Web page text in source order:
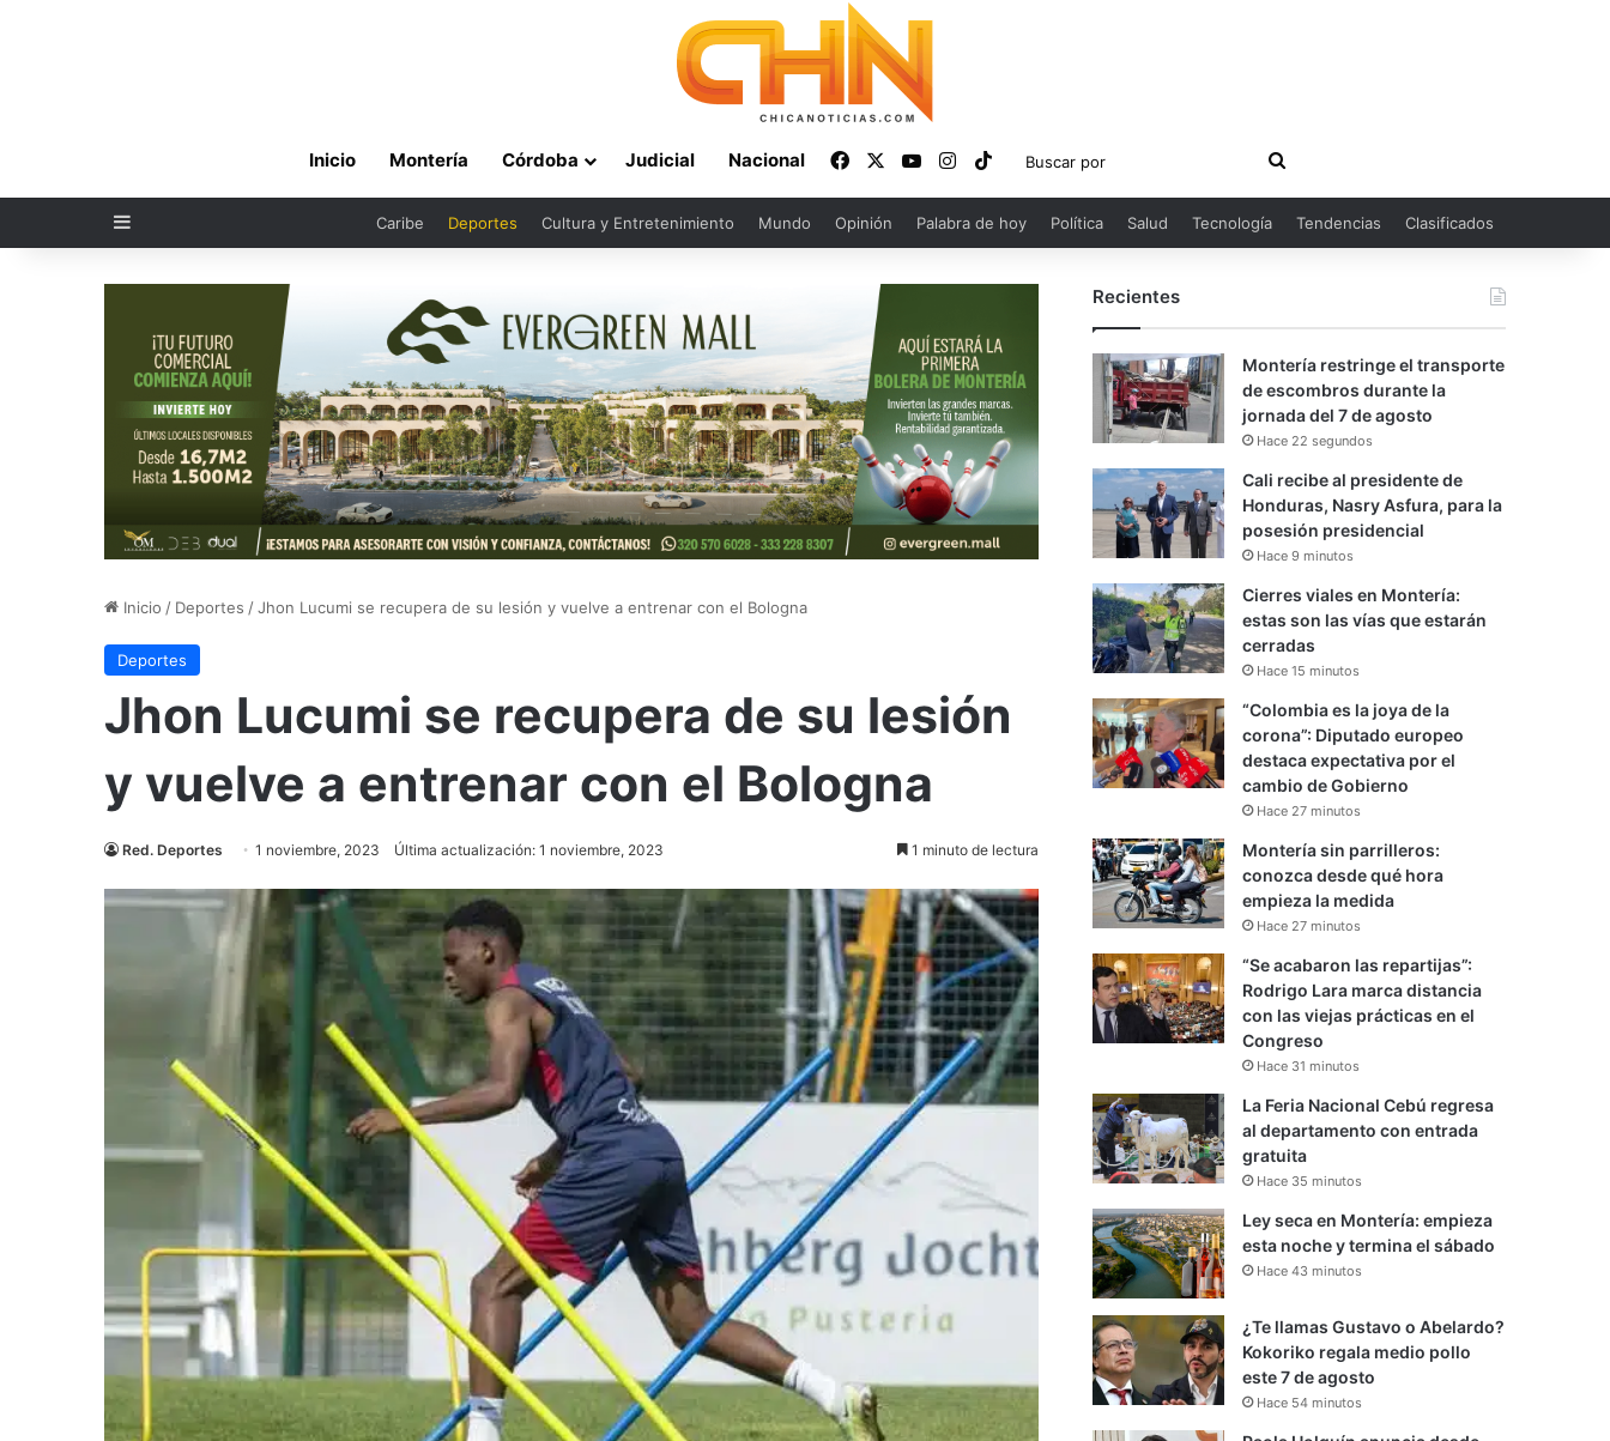
Inicio Montería Córdoba Judicial Nacional FacebookYouTubeInstagram
TikTok
Buscar
por
Sidebar Caribe Deportes Cultura y Entretenimiento Mundo Opinión Palabra de hoy Política Salud Tecnología Tendencias Clasificados
Inicio / Deportes /Jhon Lucumi se recupera de su lesión y vuelve a entrenar con el Bologna
Deportes
Jhon Lucumi se recupera de su lesión
y vuelve a entrenar con el Bologna
Red. Deportes 1 noviembre, 2023 Última actualización: 1 noviembre, 2023 1 minuto de lectura
Recientes
Montería restringe el transporte
de escombros durante la
jornada del 7 de agosto
Hace 22 segundos
Cali recibe al presidente de
Honduras, Nasry Asfura, para la
posesión presidencial
Hace 9 minutos
Cierres viales en Montería:
estas son las vías que estarán
cerradas
Hace 15 minutos
“Colombia es la joya de la
corona”: Diputado europeo
destaca expectativa por el
cambio de Gobierno
Hace 27 minutos
Montería sin parrilleros:
conozca desde qué hora
empieza la medida
Hace 27 minutos
“Se acabaron las repartijas”:
Rodrigo Lara marca distancia
con las viejas prácticas en el
Congreso
Hace 31 minutos
La Feria Nacional Cebú regresa
al departamento con entrada
gratuita
Hace 35 minutos
Ley seca en Montería: empieza
esta noche y termina el sábado
Hace 43 minutos
¿Te llamas Gustavo o Abelardo?
Kokoriko regala medio pollo
este 7 de agosto
Hace 54 minutos